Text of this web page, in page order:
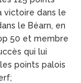
victoire dans le
le Béarn, en
50 et membre
qui lui
points palois